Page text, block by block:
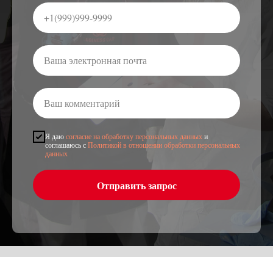
Я даюсогласие на обработку персональных данныхи
соглашаюсь сПолитикой в отношении обработки персональных
данных
Отправить запрос